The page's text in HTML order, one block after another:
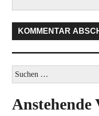
nach:
Anstehende